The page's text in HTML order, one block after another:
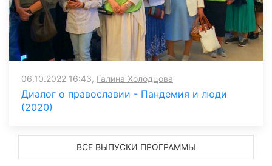
06.10.2022 16:43, Галина Холодцова
Диалог о православии - Пандемия и люди
(2020)
ВСЕ ВЫПУСКИ ПРОГРАММЫ